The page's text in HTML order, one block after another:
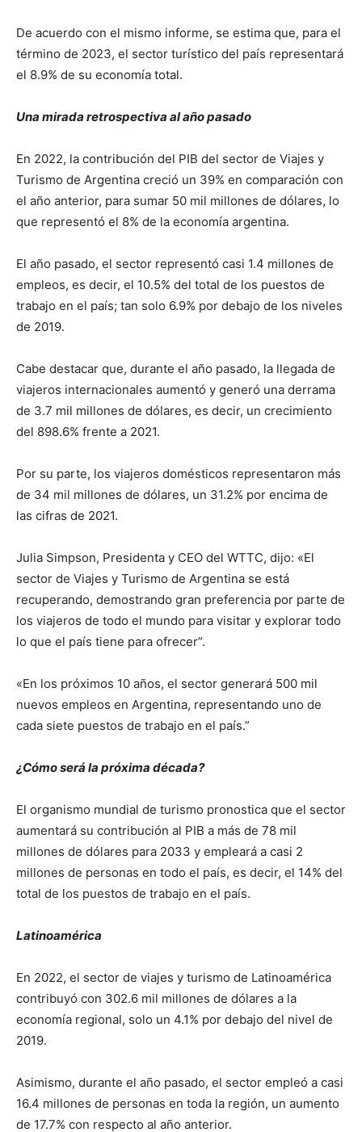
De acuerdo con el mismo informe, se estima que, para el
término de 2023, el sector turístico del país representará
el 8.9% de su economía total.
Una mirada retrospectiva al año pasado
En 2022, la contribución del PIB del sector de Viajes y
Turismo de Argentina creció un 39% en comparación con
el año anterior, para sumar 50 mil millones de dólares, lo
que representó el 8% de la economía argentina.
El año pasado, el sector representó casi 1.4 millones de
empleos, es decir, el 10.5% del total de los puestos de
trabajo en el país; tan solo 6.9% por debajo de los niveles
de 2019.
Cabe destacar que, durante el año pasado, la llegada de
viajeros internacionales aumentó y generó una derrama
de 3.7 mil millones de dólares, es decir, un crecimiento
del 898.6% frente a 2021.
Por su parte, los viajeros domésticos representaron más
de 34 mil millones de dólares, un 31.2% por encima de
las cifras de 2021.
Julia Simpson, Presidenta y CEO del WTTC, dijo: «El
sector de Viajes y Turismo de Argentina se está
recuperando, demostrando gran preferencia por parte de
los viajeros de todo el mundo para visitar y explorar todo
lo que el país tiene para ofrecer”.
«En los próximos 10 años, el sector generará 500 mil
nuevos empleos en Argentina, representando uno de
cada siete puestos de trabajo en el país.”
¿Cómo será la próxima década?
El organismo mundial de turismo pronostica que el sector
aumentará su contribución al PIB a más de 78 mil
millones de dólares para 2033 y empleará a casi 2
millones de personas en todo el país, es decir, el 14% del
total de los puestos de trabajo en el país.
Latinoamérica
En 2022, el sector de viajes y turismo de Latinoamérica
contribuyó con 302.6 mil millones de dólares a la
economía regional, solo un 4.1% por debajo del nivel de
2019.
Asimismo, durante el año pasado, el sector empleó a casi
16.4 millones de personas en toda la región, un aumento
de 17.7% con respecto al año anterior.